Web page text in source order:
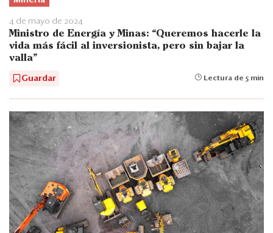
4 de mayo de 2024
Ministro de Energía y Minas: “Queremos hacerle la
vida más fácil al inversionista, pero sin bajar la
valla”
Guardar Lectura de 5 min